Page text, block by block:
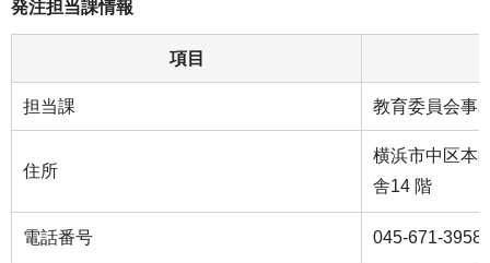
発注担当課情報
項目
担当課 教育委員会事
住所
横浜市中区本
舎14 階
電話番号 045-671-3958